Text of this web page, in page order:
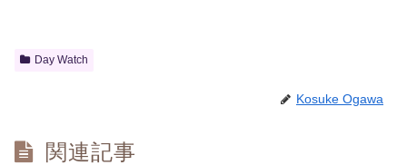
Day Watch
Kosuke Ogawa
関連記事